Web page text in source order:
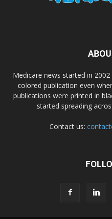
Domagk Smith Labs Pvt
Diya Healthcare Private
Medicare news started in
colored publication even
publications were printed in
started spreading
Contact us: